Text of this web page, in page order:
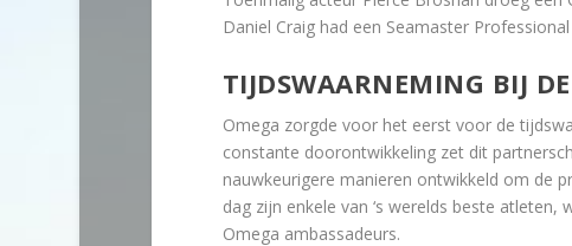
Daniel Craig had een Seamaster Professional
TIJDSWAARNEMING BIJ
Omega zorgde voor het eerst voor de
constante doorontwikkeling zet dit
nauwkeurigere manieren ontwikkeld om de
dag zijn enkele van ‘s werelds beste
Omega ambassadeurs.